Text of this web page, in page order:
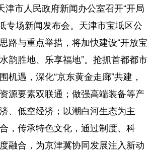
市人民政府新闻办公室召开“开局
专场新闻发布会。天津市宝坻区公
路与重点举措，将加快建设“开放宝
韵胜地、乐享福地”。抢抓首都都市
机遇，深化“京东黄金走廊”共建，
源要素双联通；做强高端装备等产
、低空经济；以潮白河生态为主
，传承特色文化，通过制度、科
融合，为京津冀协同发展注入新动